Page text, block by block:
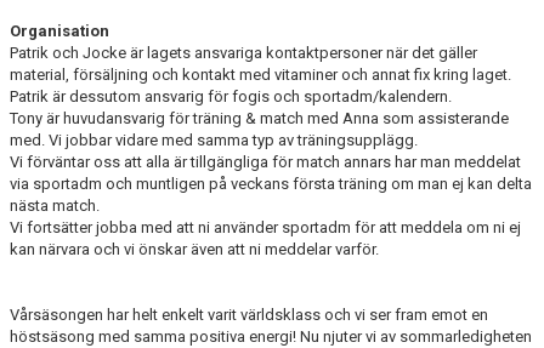
Organisation
Patrik och Jocke är lagets ansvariga kontaktpersoner när det gäller
material, försäljning och kontakt med vitaminer och annat fix kring laget.
Patrik är dessutom ansvarig för fogis och sportadm/kalendern.
Tony är huvudansvarig för träning & match med Anna som assisterande
med. Vi jobbar vidare med samma typ av träningsupplägg.
Vi förväntar oss att alla är tillgängliga för match annars har man meddelat
via sportadm och muntligen på veckans första träning om man ej kan delta
nästa match.
Vi fortsätter jobba med att ni använder sportadm för att meddela om ni ej
kan närvara och vi önskar även att ni meddelar varför.
Vårsäsongen har helt enkelt varit världsklass och vi ser fram emot en
höstsäsong med samma positiva energi! Nu njuter vi av sommarledigheten